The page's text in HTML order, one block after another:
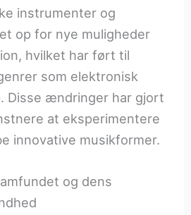
instrumenter og
op for nye muligheder
hvilket har ført til
som elektronisk
Disse ændringer har gjort
at eksperimentere
innovative musikformer.
og dens